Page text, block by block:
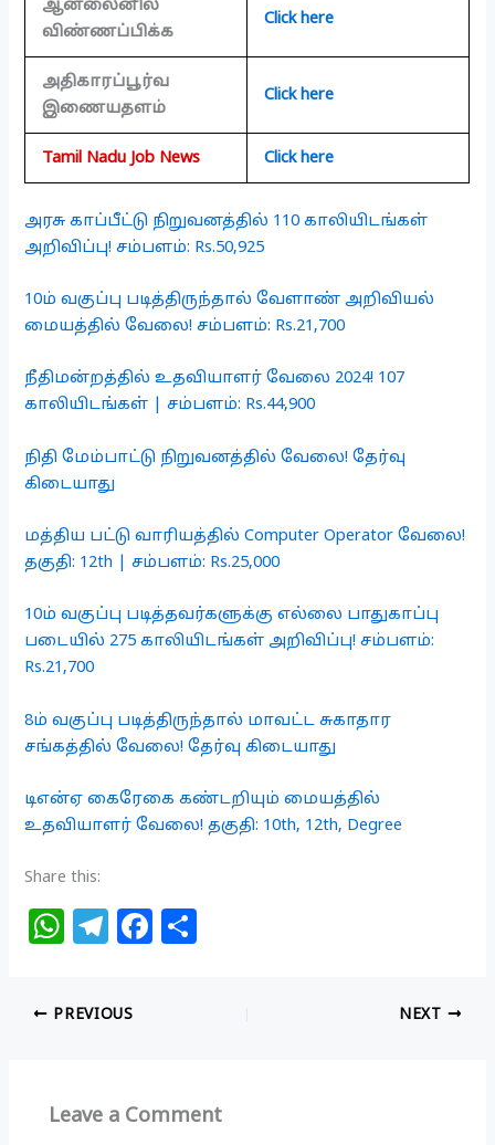
ஆன்லைனில்
விண்ணப்பிக்க
Click here
அதிகாரப்பூர்வ
இணையதளம்
Click here
Tamil Nadu Job News Click here
அரசு காப்பீட்டு நிறுவனத்தில் 110 காலியிடங்கள்
அறிவிப்பு! சம்பளம்: Rs.50,925
10ம் வகுப்பு படித்திருந்தால் வேளாண் அறிவியல்
மையத்தில் வேலை! சம்பளம்: Rs.21,700
நீதிமன்றத்தில் உதவியாளர் வேலை 2024! 107
காலியிடங்கள் | சம்பளம்: Rs.44,900
நிதி மேம்பாட்டு நிறுவனத்தில் வேலை! தேர்வு
கிடையாது
மத்திய பட்டு வாரியத்தில் Computer Operator வேலை!
தகுதி: 12th | சம்பளம்: Rs.25,000
10ம் வகுப்பு படித்தவர்களுக்கு எல்லை பாதுகாப்பு
படையில் 275 காலியிடங்கள் அறிவிப்பு! சம்பளம்:
Rs.21,700
8ம் வகுப்பு படித்திருந்தால் மாவட்ட சுகாதார
சங்கத்தில் வேலை! தேர்வு கிடையாது
டிஎன்ஏ கைரேகை கண்டறியும் மையத்தில்
உதவியாளர் வேலை! தகுதி: 10th, 12th, Degree
Share this:
W
at
s
p
T
e
g
m
F
o
PREVIOUS NEXT
Leave a Comment